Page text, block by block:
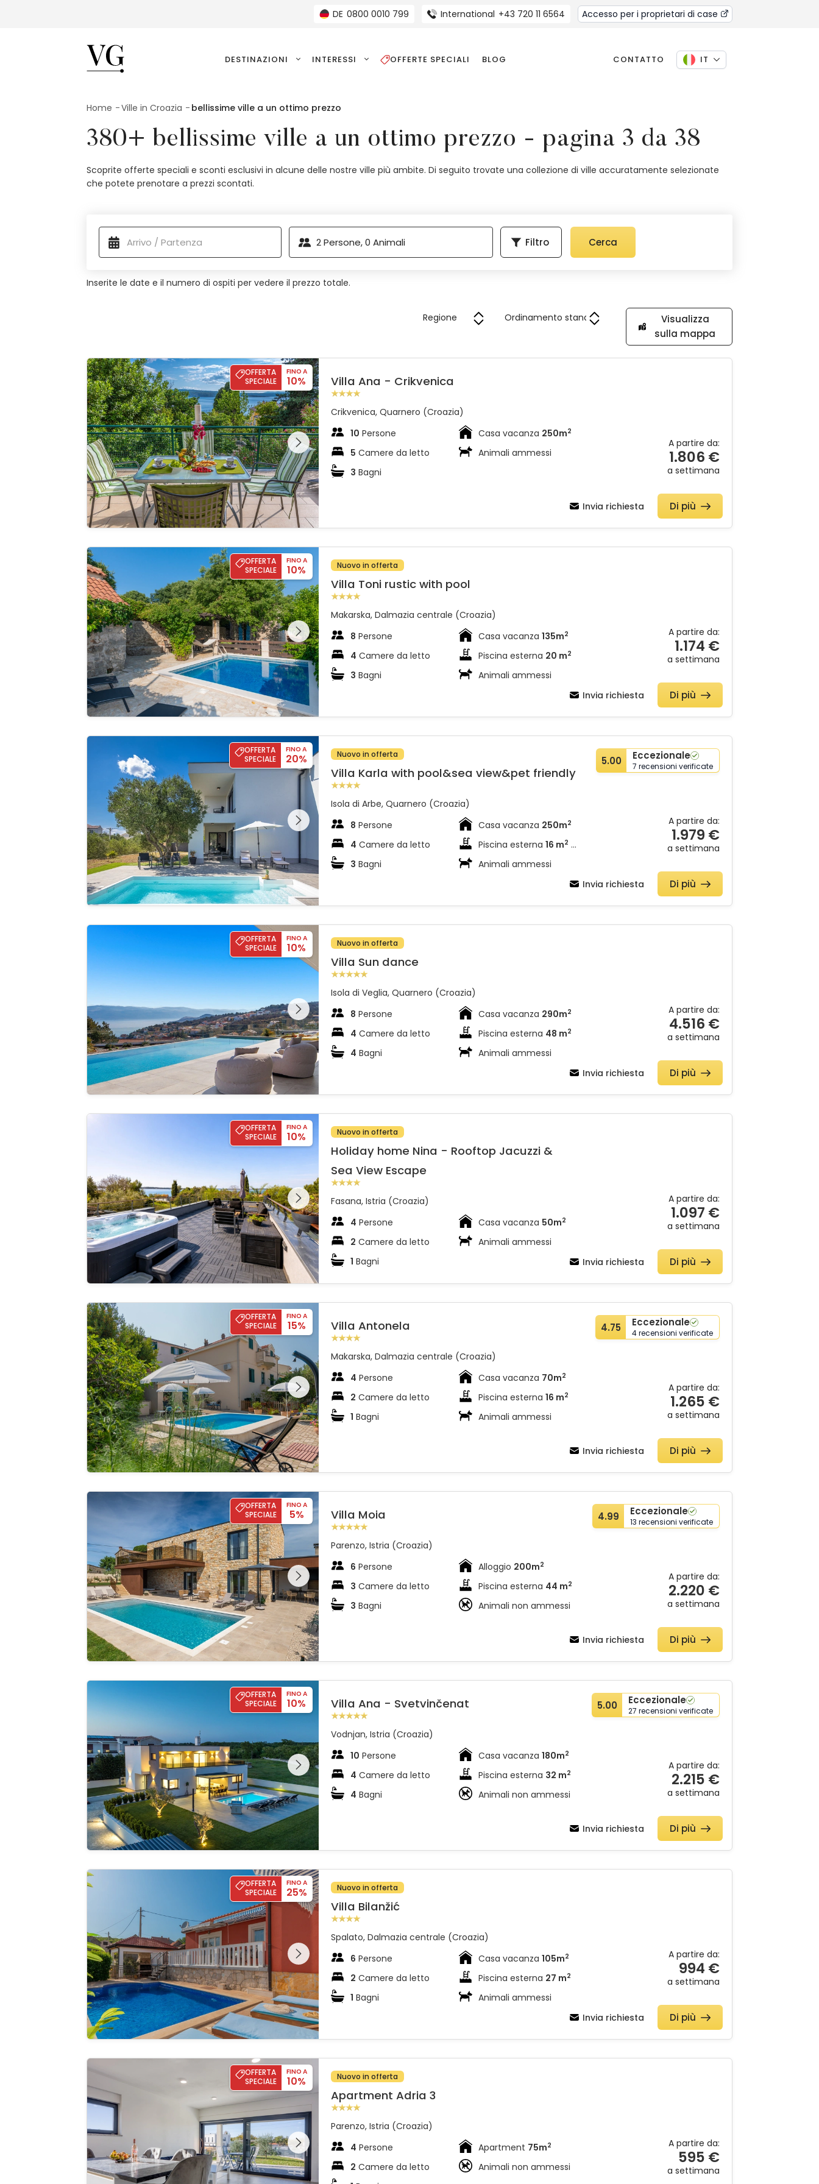
DE 0800 0010 799 International +43 720 11 6564 Accesso per i proprietari di case
Villas Guide
DESTINAZIONI INTERESSI OFFERTE SPECIALI BLOG CONTATTO IT
Home Ville in Croazia bellissime ville a un ottimo prezzo
380+ bellissime ville a un ottimo prezzo - pagina 3 da 38
Scoprite offerte speciali e sconti esclusivi in alcune delle nostre ville più ambite. Di seguito trovate una collezione di ville accuratamente selezionate
che potete prenotare a prezzi scontati.
Alloggi disponibili
2Persone,0 Animali Filtro Cerca
Inserite le date e il numero di ospiti per vedere il prezzo totale.
Visualizza
sulla mappa
Villa Ana - Crikvenica
OFFERTA
SPECIALE
FINO A
10%
Guardate l'intera
galleria sulla
Villa Ana - Crikvenica
Crikvenica, Quarnero (Croazia)
A partire da:
1.806 €
a settimana
10 Persone
5 Camere da letto
3 Bagni
Casa vacanza 250m2
Animali ammessi
Invia richiesta Di più
Villa Toni rustic with pool
OFFERTA
SPECIALE
FINO A
10%
Guardate l'intera
galleria sulla
Nuovo in offerta
Villa Toni rustic with pool
Makarska, Dalmazia centrale (Croazia)
A partire da:
1.174 €
a settimana
8 Persone
4 Camere da letto
3 Bagni
Piscina esterna 20 m2
Casa vacanza 135m2
Animali ammessi
Invia richiesta
Di più
Villa Karla with pool&sea view&pet friendly
OFFERTA
SPECIALE
FINO A
20%
Guardate l'intera
galleria sulla
Nuovo in offerta
Villa Karla with pool&sea view&pet friendly
Isola di Arbe, Quarnero (Croazia)
5.00 Eccezionale
7 recensioni verificate
A partire da:
1.979 €
a settimana
8 Persone
4 Camere da letto
3 Bagni
Piscina esterna 16 m2
Casa vacanza 250m2
Animali ammessi
Invia richiesta
Di più
OFFERTA
SPECIALE
FINO A
10%
Guardate l'intera
galleria sulla
Nuovo in offerta
Villa Sun dance
Isola di Veglia, Quarnero (Croazia)
A partire da:
4.516 €
a settimana
8 Persone
4 Camere da letto
4 Bagni
Piscina esterna 48 m2
Casa vacanza 290m2
Animali ammessi
Invia richiesta
Di più
Holiday home Nina - Rooftop Jacuzzi & Sea View Escape
OFFERTA
SPECIALE
FINO A
10%
Guardate l'intera
galleria sulla
Nuovo in offerta
Holiday home Nina - Rooftop Jacuzzi &
Sea View Escape
Fasana, Istria (Croazia) A partire da:
1.097 €
a settimana
4 Persone
2 Camere da letto
1 Bagni
Casa vacanza 50m2
Animali ammessi
Invia richiesta
Di più
Villa Antonela
OFFERTA
SPECIALE
FINO A
15%
Guardate l'intera
galleria sulla
Villa Antonela
Makarska, Dalmazia centrale (Croazia)
4.75 Eccezionale
4 recensioni verificate
A partire da:
1.265 €
a settimana
4 Persone
2 Camere da letto
1 Bagni
Piscina esterna 16 m2
Casa vacanza 70m2
Animali ammessi
Invia richiesta Di più
Villa Moia
OFFERTA
SPECIALE
FINO A
5%
Guardate l'intera
galleria sulla
Villa Moia
Parenzo, Istria (Croazia)
4.99 Eccezionale
13 recensioni verificate
A partire da:
2.220 €
a settimana
6 Persone
3 Camere da letto
3 Bagni
Piscina esterna 44 m2
Alloggio 200m2
Animali non ammessi
Invia richiesta Di più
OFFERTA
SPECIALE
FINO A
10%
Guardate l'intera
galleria sulla
Villa Ana - Svetvinčenat
Vodnjan, Istria (Croazia)
5.00 Eccezionale
27 recensioni verificate
A partire da:
2.215 €
a settimana
10 Persone
4 Camere da letto
4 Bagni
Piscina esterna 32 m2
Casa vacanza 180m2
Animali non ammessi
Invia richiesta Di più
Villa Bilanžić
OFFERTA
SPECIALE
FINO A
25%
Guardate l'intera
galleria sulla
Nuovo in offerta
Villa Bilanžić
Spalato, Dalmazia centrale (Croazia)
A partire da:
994 €
a settimana
6 Persone
2 Camere da letto
1 Bagni
Piscina esterna 27 m2
Casa vacanza 105m2
Animali ammessi
Invia richiesta
Di più
Apartment Adria 3
OFFERTA
SPECIALE
FINO A
10%
Guardate l'intera
galleria sulla
Nuovo in offerta
Apartment Adria 3
Parenzo, Istria (Croazia)
A partire da:
595 €
a settimana
4 Persone
2 Camere da letto
Apartment 75m2
Animali non ammessi